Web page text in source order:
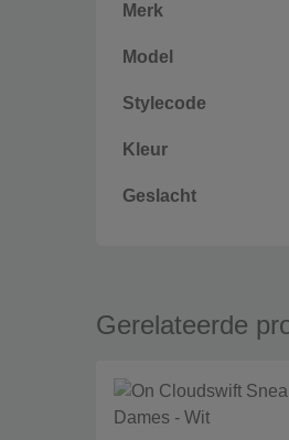
Merk
Model
Stylecode
Kleur
Geslacht
Gerelateerde